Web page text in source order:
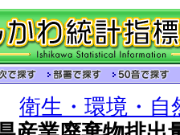
衛生・環境・自